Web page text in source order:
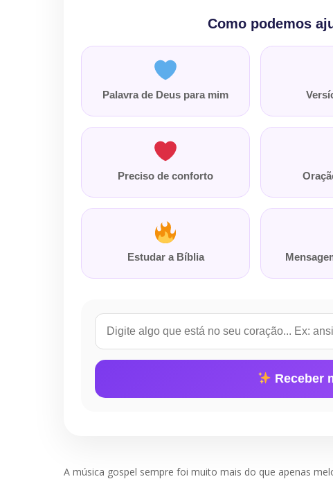
Como podemos
Palavra de Deus para mim
Preciso de conforto
Estudar a Bíblia
Receber
A música gospel sempre foi muito mais do que apenas